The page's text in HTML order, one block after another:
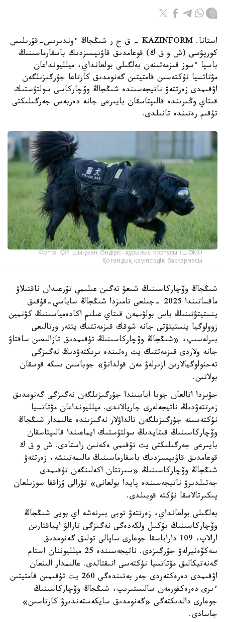
استانا. KAZINFORM – ق ح ر شىڭجاڭ ءوندىرىس-قۇرىلىس
كورپۋسى (ش و ق ك) قوعامدىق قاۋىپسىزدىك باسقارماسىنىڭ
باسپا ءسوز قىزمەتىنەن بەلگىلى بولعانداي، ميلليونداعان
مۋتاتسيا نۇكتەسىن قامتيتىن گەنومدىق كارتاعا جۇرگىزىلگەن
اۋقىمدى زەرتتەۋ ناتيجەسىندە شىڭجاڭ وۆچاركاسى سولتۇستىك
قىتاي وڭىرىندە قالىپتاسقان بايىرعى جانە دەربەس جەرگىلىكتى
تۇقىم رەتىندە تانىلدى.
Фото: ҚХР Шыңжаң Өндіріс-құрылыс корпусы (ШӨҚК)
Қоғамдық қауіпсіздік басқармасы
شىڭجاڭ وۆچاركاسىنىڭ شىعۋ تەگىن عىلىمي تۇرعىدان ناقتىلاۋ
ماقساتىندا 2025 -جىلعى تامىزدا شىڭجاڭ ساياسي-قۇقىق
ينستيتۋتىنىڭ باس بولۋىمەن قىتاي عىلىم اكادەمياسىنىڭ كۋنمين
زوولوگيا ينستيتۋتى جانە شوقك قىزمەتتىك يتتەر ورتالىعى
بىرلەسىپ، «شىڭجاڭ وۆچاركاسىنىڭ تۇقىمدىق تازالىعىن ساقتاۋ
جانە ولاردى قىزمەتتىك يت رەتىندە ىرىكتەۋدىڭ نەگىزگى
تەحنولوگيالارىن ازىرلەۋ مەن قولدانۋ» جوباسىن ىسكە قوسقان
بولاتىن.
جۋىردا اتالعان جوبا اياسىندا جۇرگىزىلگەن نەگىزگى گەنومدىق
زەرتتەۋدىڭ ناتيجەلەرى جاريالاندى. ميلليونداعان مۋتاتسيا
نۇكتەسىنە جۇرگىزىلگەن تالداۋلار نەگىزىندە عالىمدار شىڭجاڭ
وۆچاركاسىنىڭ قىتايدىڭ سولتۇستىك ايماعىندا قالىپتاسقان
بايىرعى جەرگىلىكتى يت تۇقىمى ەكەنىن راستادى. ش و ق ك
قوعامدىق قاۋىپسىزدىك باسقارماسىنىڭ مالىمەتىنشە، زەرتتەۋ
شىڭجاڭ وۆچاركاسىنىڭ «سىرتتان اكەلىنگەن تۇقىمدى
جەتىلدىرۋ ناتيجەسىندە پايدا بولعانى» تۋرالى ۇزاققا سوزىلعان
پىكىرتالاسقا نۇكتە قويىلدى.
بەلگىلى بولعانداي، زەرتتەۋ توبى بىرنەشە اي بويى شىڭجاڭ
وۆچاركاسىنىڭ بۇكىل ولكەدەگى نەگىزگى تارالۋ ايماقتارىن
ارالاپ، 109 داراباسقا جوعارى ساپالى تولىق گەنومدىق
سەكۆەنيرلەۋ جۇرگىزدى. ناتيجەسىندە 25 ميلليوننان استام
گەنەتيكالىق مۋتاتسيا نۇكتەسى انىقتالدى. عالىمدار الىنعان
اۋقىمدى دەرەكتەردى جەر بەتىندەگى 260 يت تۇقىمىن قامتيتىن
ءىرى دەرەكقورمەن سالىستىرىپ، شىڭجاڭ وۆچاركاسىنىڭ
جوعارى دالدىكتەگى «گەنومدىق سايكەستەندىرۋ كارتاسىن»
جاسادى.